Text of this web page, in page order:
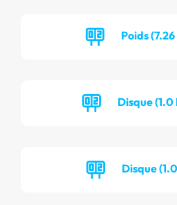
Poids
Disque
Disque